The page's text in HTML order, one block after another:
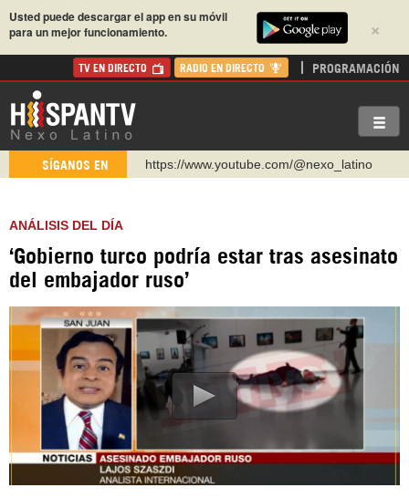
×
Usted puede descargar el app en su móvil
para un mejor funcionamiento.
TV EN DIRECTO RADIO EN DIRECTO PROGRAMACIÓN
SÍGANOS EN
https://www.youtube.com/@nexo_latino
https://urmedium.com/c/hispantv
WhatsApp y Viber: +98 921 79 29 404
https://www.facebook.com/Nexolatino.Canal
ANÁLISIS DEL DÍA
‘Gobierno turco podría estar tras asesinato
del embajador ruso’